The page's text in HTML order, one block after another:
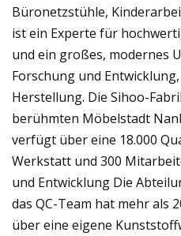
Büronetzstühle,
ist ein Experte für
und ein großes, modernes
Forschung und
Herstellung. Die Sihoo-
berühmten Möbelstadt
verfügt über eine 18.000
Werkstatt und 300
und Entwicklung Die
das QC-Team hat mehr als
über eine eigene